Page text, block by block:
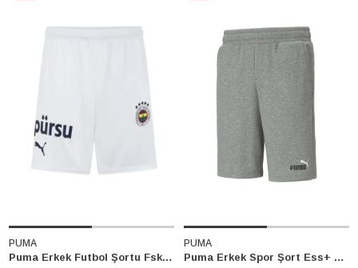
PUMA
Puma Erkek Futbol Şortu Fsk Shorts Fenerbahçe Sk 2024/2025 77538204
PUMA
Puma Erkek Spor Şort Ess+ 2 Col Shorts 10 Inc 58676603